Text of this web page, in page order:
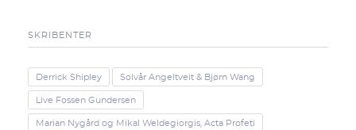
SKRIBENTER
Derrick Shipley Solvår Angeltveit & Bjørn Wang
Live Fossen Gundersen
Marian Nygård og Mikal Weldegiorgis, Acta Profeti